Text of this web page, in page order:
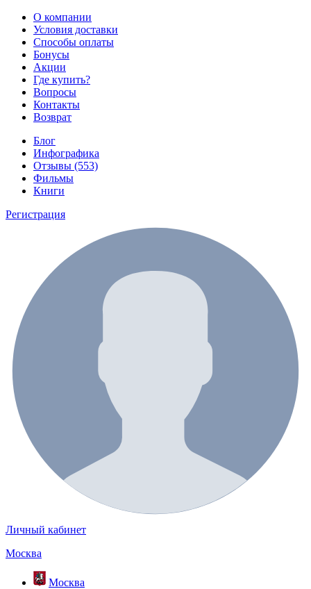
О компании
Условия доставки
Способы оплаты
Бонусы
Акции
Где купить?
Вопросы
Контакты
Возврат
Блог
Инфографика
Отзывы (553)
Фильмы
Книги
Регистрация
Личный кабинет
Москва
Москва